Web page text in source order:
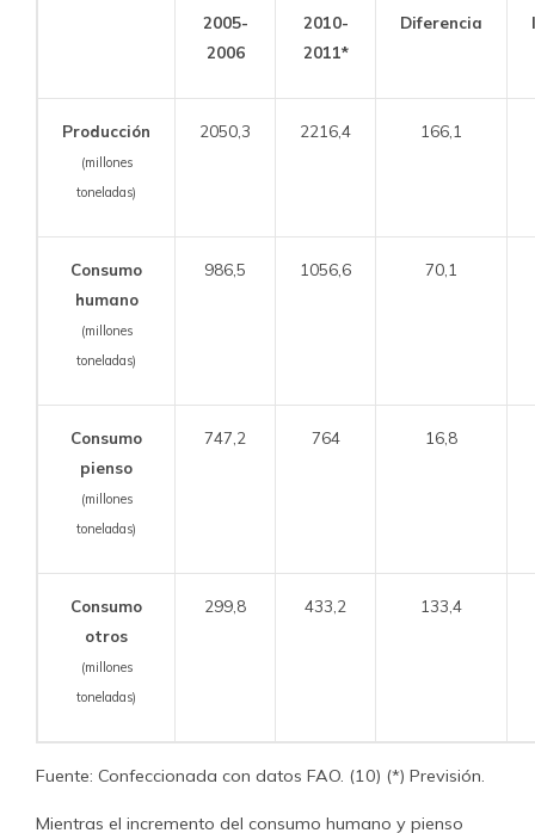
2005-
2006
2010-
2011*
Diferencia
Producción
(millones
toneladas)
2050,3 2216,4 166,1
Consumo
humano
(millones
toneladas)
986,5 1056,6 70,1
Consumo
pienso
(millones
toneladas)
747,2 764 16,8
Consumo
otros
(millones
toneladas)
299,8 433,2 133,4
Fuente: Confeccionada con datos FAO. (10) (*) Previsión.
Mientras el incremento del consumo humano y pienso